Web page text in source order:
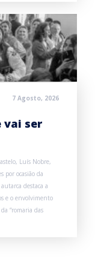
7 Agosto, 2026
vai ser
Luís Nobre,
por ocasião da
destaca a
e o envolvimento
“romaria das